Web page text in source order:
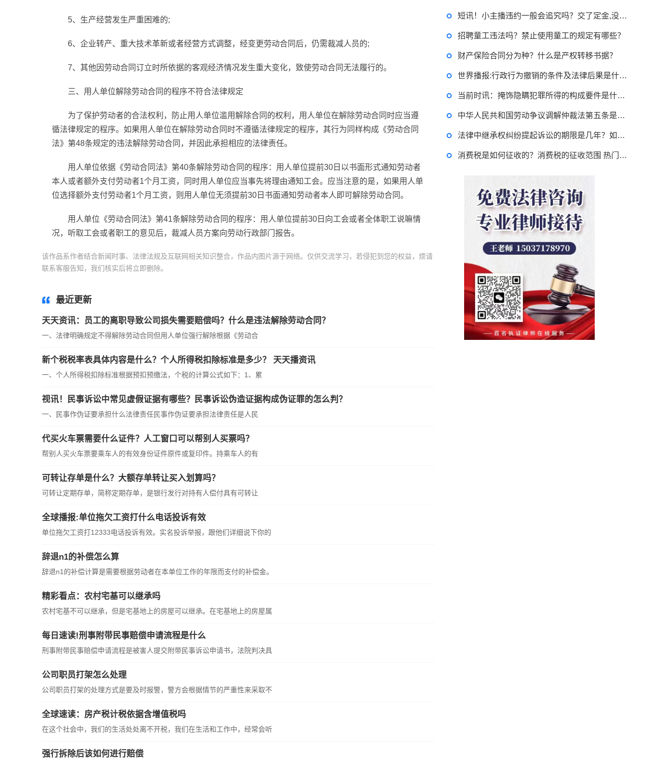
5、生产经营发生严重困难的;
6、企业转产、重大技术革新或者经营方式调整，经变更劳动合同后，仍需裁减人员的;
7、其他因劳动合同订立时所依据的客观经济情况发生重大变化，致使劳动合同无法履行的。
三、用人单位解除劳动合同的程序不符合法律规定
为了保护劳动者的合法权利，防止用人单位滥用解除合同的权利，用人单位在解除劳动合同时应当遵
循法律规定的程序。如果用人单位在解除劳动合同时不遵循法律规定的程序，其行为同样构成《劳动合同
法》第48条规定的违法解除劳动合同，并因此承担相应的法律责任。
用人单位依据《劳动合同法》第40条解除劳动合同的程序：用人单位提前30日以书面形式通知劳动者
本人或者额外支付劳动者1个月工资，同时用人单位应当事先将理由通知工会。应当注意的是，如果用人单
位选择额外支付劳动者1个月工资，则用人单位无须提前30日书面通知劳动者本人即可解除劳动合同。
用人单位《劳动合同法》第41条解除劳动合同的程序：用人单位提前30日向工会或者全体职工说嘛情
况，听取工会或者职工的意见后，裁减人员方案向劳动行政部门报告。
该作品系作者结合新闻时事、法律法规及互联网相关知识整合，作品内图片源于网络。仅供交流学习，若侵犯到您的权益，烦请
联系客服告知，我们核实后将立即删除。
最近更新
天天资讯：员工的离职导致公司损失需要赔偿吗？什么是违法解除劳动合同？
一、法律明确规定不得解除劳动合同但用人单位强行解除根据《劳动合
新个税税率表具体内容是什么？个人所得税扣除标准是多少？ 天天播资讯
一、个人所得税扣除标准根据预扣预缴法，个税的计算公式如下：1、累
视讯！民事诉讼中常见虚假证据有哪些？民事诉讼伪造证据构成伪证罪的怎么判？
一、民事作伪证要承担什么法律责任民事作伪证要承担法律责任是人民
代买火车票需要什么证件？人工窗口可以帮别人买票吗？
帮别人买火车票要乘车人的有效身份证件原件或复印件。持乘车人的有
可转让存单是什么？大额存单转让买入划算吗？
可转让定期存单，简称定期存单，是银行发行对持有人偿付具有可转让
全球播报:单位拖欠工资打什么电话投诉有效
单位拖欠工资打12333电话投诉有效。实名投诉举报，跟他们详细说下你的
辞退n1的补偿怎么算
辞退n1的补偿计算是需要根据劳动者在本单位工作的年限而支付的补偿金。
精彩看点：农村宅基可以继承吗
农村宅基不可以继承，但是宅基地上的房屋可以继承。在宅基地上的房屋属
每日速读!刑事附带民事赔偿申请流程是什么
刑事附带民事赔偿申请流程是被害人提交附带民事诉讼申请书，法院判决具
公司职员打架怎么处理
公司职员打架的处理方式是要及时报警，警方会根据情节的严重性来采取不
全球速读：房产税计税依据含增值税吗
在这个社会中，我们的生活处处离不开税，我们在生活和工作中，经常会听
强行拆除后该如何进行赔偿
2023-03-29 16:54:32
律师回答区
贷款需要什么条件？贷款买车与全款的区别是什么？贷款买车手续费一般是多少？
短讯！小主播违约一般会追究吗？交了定金,没有签订主合同,能退吗？
招聘童工违法吗？禁止使用童工的规定有哪些？
财产保险合同分为种？什么是产权转移书据？
世界播报:行政行为撤销的条件及法律后果是什么？法律行为与事实行为的区别是什么？
当前时讯：掩饰隐瞒犯罪所得的构成要件是什么？掩饰隐瞒犯罪所得的认定要从哪几个方面来认定？
中华人民共和国劳动争议调解仲裁法第五条是什么？村干部拉票贿选怎么处理？
法律中继承权纠纷提起诉讼的期限是几年？如何提起遗产继承诉讼？|实时焦点
消费税是如何征收的？消费税的征收范围 热门看点